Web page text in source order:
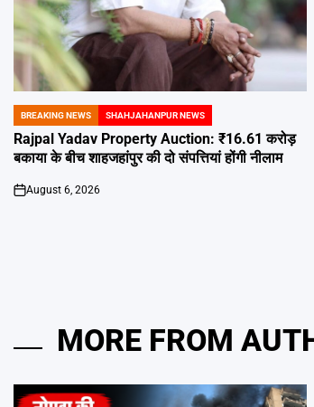
POSTED
IN
BREAKING NEWS SHAHJAHANPUR NEWS
Rajpal Yadav Property Auction: ₹16.61 करोड़
बकाया के बीच शाहजहांपुर की दो संपत्तियां होंगी नीलाम
on
August 6, 2026
MORE FROM